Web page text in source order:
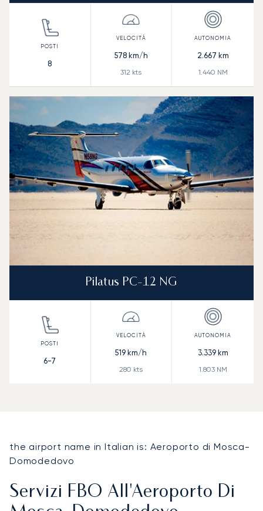
8
578km/h
312 kts
2.667 km
1.440 NM
Pilatus PC-12 NG
6-7
519 km/h
280 kts
3.339km
1.803NM
the airport name in Italian is: Aeroporto di Mosca-
Domodedovo
Servizi FBO All'Aeroporto Di